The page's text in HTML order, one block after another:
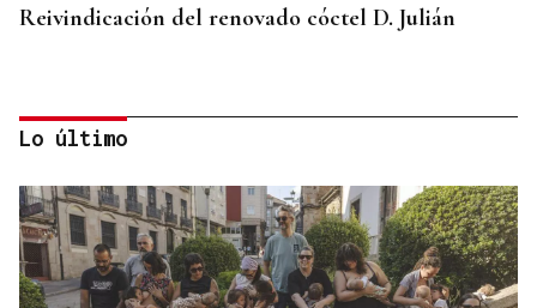
Reivindicación del renovado cóctel D. Julián
Lo último